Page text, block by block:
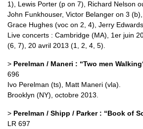
1), Lewis Porter (p on 7), Richard Nelson
John Funkhouser, Victor Belanger on 3
Grace Hughes (voc on 2, 4), Jerry
Live concerts : Cambridge (MA), 1er juin
(6, 7), 20 avril 2013 (1, 2, 4, 5).
> Perelman / Maneri : “Two men
696
Ivo Perelman (ts), Matt Maneri (vla).
Brooklyn (NY), octobre 2013.
> Perelman / Shipp / Parker : “Book of
LR 697